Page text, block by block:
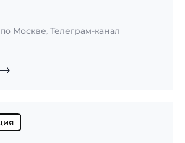
по Москве, Телеграм-канал